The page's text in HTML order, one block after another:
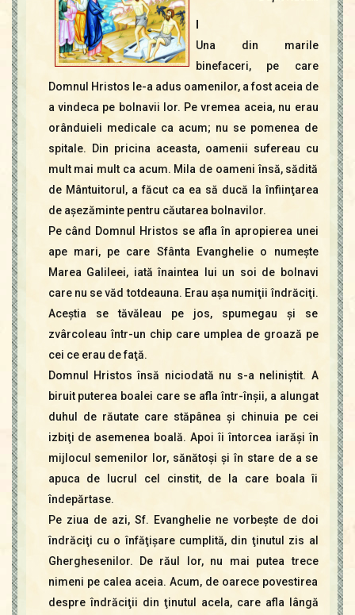
Icoane
Mărgăritare
Calendar
Glosar
Repere
Contact
I
Una din marile
binefaceri, pe care
Domnul Hristos le-a adus oamenilor, a fost aceia de
a vindeca pe bolnavii lor. Pe vremea aceia, nu erau
orânduieli medicale ca acum; nu se pomenea de
spitale. Din pricina aceasta, oamenii sufereau cu
mult mai mult ca acum. Mila de oameni însă, sădită
de Mântuitorul, a făcut ca ea să ducă la înfiinţarea
de aşezăminte pentru căutarea bolnavilor.
Pe când Domnul Hristos se afla în apropierea unei
ape mari, pe care Sfânta Evanghelie o numeşte
Marea Galileei, iată înaintea lui un soi de bolnavi
care nu se văd totdeauna. Erau aşa numiţii îndrăciţi.
Aceştia se tăvăleau pe jos, spumegau şi se
zvârcoleau într-un chip care umplea de groază pe
cei ce erau de faţă.
Domnul Hristos însă niciodată nu s-a neliniştit. A
biruit puterea boalei care se afla într-înşii, a alungat
duhul de răutate care stăpânea şi chinuia pe cei
izbiţi de asemenea boală. Apoi îi întorcea iarăşi în
mijlocul semenilor lor, sănătoşi şi în stare de a se
apuca de lucrul cel cinstit, de la care boala îi
îndepărtase.
Pe ziua de azi, Sf. Evanghelie ne vorbeşte de doi
îndrăciţi cu o înfăţişare cumplită, din ţinutul zis al
Gherghesenilor. De răul lor, nu mai putea trece
nimeni pe calea aceia. Acum, de oarece povestirea
despre îndrăciţii din ţinutul acela, care afla lângă